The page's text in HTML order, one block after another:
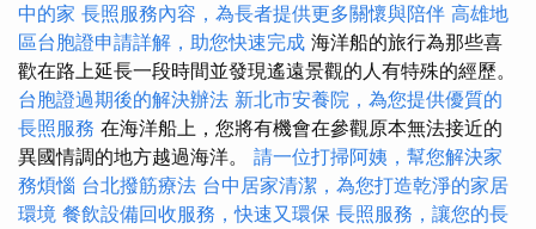
中的家 長照服務內容，為長者提供更多關懷與陪伴 高雄地
區台胞證申請詳解，助您快速完成 海洋船的旅行為那些喜
歡在路上延長一段時間並發現遙遠景觀的人有特殊的經歷。
台胞證過期後的解決辦法 新北市安養院，為您提供優質的
長照服務 在海洋船上，您將有機會在參觀原本無法接近的
異國情調的地方越過海洋。 請一位打掃阿姨，幫您解決家
務煩惱 台北撥筋療法 台中居家清潔，為您打造乾淨的家居
環境 餐飲設備回收服務，快速又環保 長照服務，讓您的長